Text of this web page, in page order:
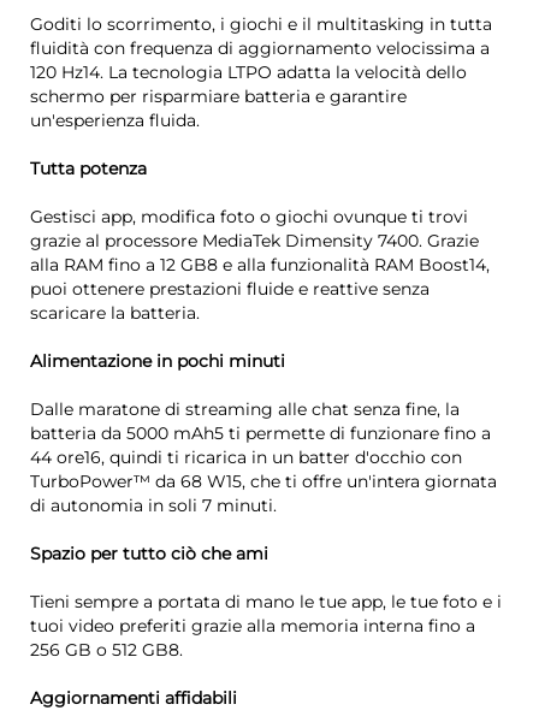
Goditi lo scorrimento, i giochi e il multitasking in tutta
fluidità con frequenza di aggiornamento velocissima a
120 Hz14. La tecnologia LTPO adatta la velocità dello
schermo per risparmiare batteria e garantire
un'esperienza fluida.
Tutta potenza
Gestisci app, modifica foto o giochi ovunque ti trovi
grazie al processore MediaTek Dimensity 7400. Grazie
alla RAM fino a 12 GB8 e alla funzionalità RAM Boost14,
puoi ottenere prestazioni fluide e reattive senza
scaricare la batteria.
Alimentazione in pochi minuti
Dalle maratone di streaming alle chat senza fine, la
batteria da 5000 mAh5 ti permette di funzionare fino a
44 ore16, quindi ti ricarica in un batter d'occhio con
TurboPower™ da 68 W15, che ti offre un'intera giornata
di autonomia in soli 7 minuti.
Spazio per tutto ciò che ami
Tieni sempre a portata di mano le tue app, le tue foto e i
tuoi video preferiti grazie alla memoria interna fino a
256 GB o 512 GB8.
Aggiornamenti affidabili